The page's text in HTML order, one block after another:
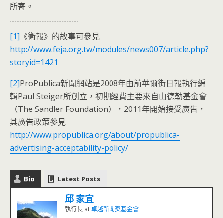
所寄。
[1] 《衛報》的故事可參見
http://www.feja.org.tw/modules/news007/article.php?
storyid=1421
[2]ProPublica新聞網站是2008年由前華爾街日報執行編
輯Paul Steiger所創立，初期經費主要來自山德勒基金會
（The Sandler Foundation），2011年開始接受廣告，
其廣告政策參見
http://www.propublica.org/about/propublica-
advertising-acceptability-policy/
Bio Latest Posts
邱 家宜
執行長 at卓越新聞獎基金會